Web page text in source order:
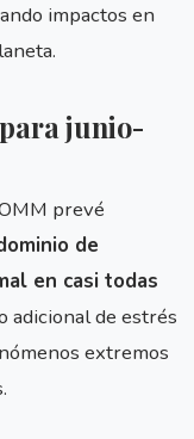
impactos en
junio-
prevé
de
en casi todas
adicional de estrés
extremos